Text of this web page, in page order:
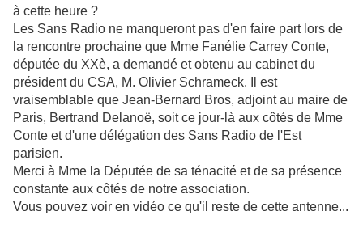
à cette heure ?
Les Sans Radio ne manqueront pas d'en faire part lors de
la rencontre prochaine que Mme Fanélie Carrey Conte,
députée du XXè, a demandé et obtenu au cabinet du
président du CSA, M. Olivier Schrameck. Il est
vraisemblable que Jean-Bernard Bros, adjoint au maire de
Paris, Bertrand Delanoë, soit ce jour-là aux côtés de Mme
Conte et d'une délégation des Sans Radio de l'Est
parisien.
Merci à Mme la Députée de sa ténacité et de sa présence
constante aux côtés de notre association.
Vous pouvez voir en vidéo ce qu'il reste de cette antenne...